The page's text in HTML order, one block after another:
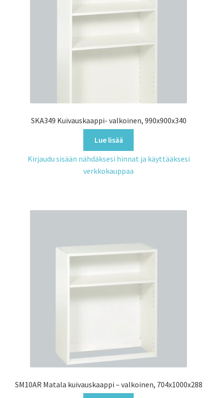
SKA349 Kuivauskaappi- valkoinen, 990x900x340
Lue lisää
Kirjaudu sisään nähdäksesi hinnat ja käyttääksesi
verkkokauppaa
SM10AR Matala kuivauskaappi – valkoinen, 704x1000x288